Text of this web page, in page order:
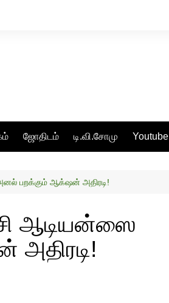
ஜோதிடம் டி.வி.சோமு Youtube
பறக்கும் ஆக்‌ஷன் அதிரடி!
ஆடியன்ஸை